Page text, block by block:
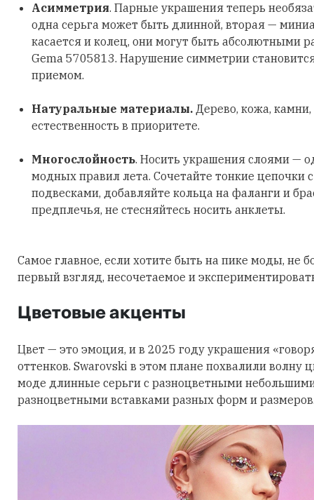
Асимметрия. Парные украшения теперь
одна серьга может быть длинной, вторая —
касается и колец, они могут быть абсолютными
Gema 5705813. Нарушение симметрии
приемом.
Натуральные материалы. Дерево, кожа,
естественность в приоритете.
Многослойность. Носить украшения слоями —
модных правил лета. Сочетайте тонкие цепочки
подвесками, добавляйте кольца на фаланги и
предплечья, не стесняйтесь носить анклеты.
Самое главное, если хотите быть на пике моды, не
первый взгляд, несочетаемое и
Цветовые акценты
Цвет — это эмоция, и в 2025 году украшения
оттенков. Swarovski в этом плане похвалили волну
моде длинные серьги с разноцветными
разноцветными вставками разных форм и